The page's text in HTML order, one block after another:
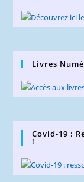
Livres
Covid-19 :
!